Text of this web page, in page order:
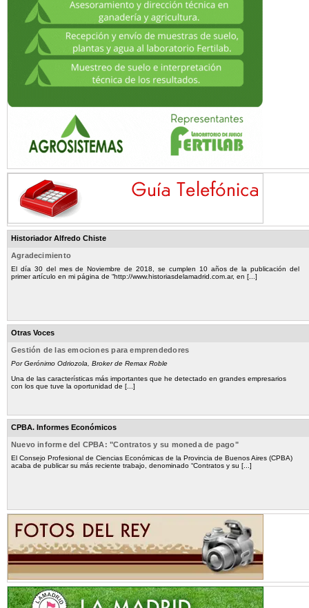
Historiador Alfredo Chiste
Agradecimiento
El día 30 del mes de Noviembre de 2018, se cumplen 10 años de la publicación del
primer artículo en mi página de “http://www.historiasdelamadrid.com.ar, en [...]
Otras Voces
Gestión de las emociones para emprendedores
Por Gerónimo Odriozola, Broker de Remax Roble
Una de las características más importantes que he detectado en grandes empresarios
con los que tuve la oportunidad de [...]
CPBA. Informes Económicos
Nuevo informe del CPBA: "Contratos y su moneda de pago"
El Consejo Profesional de Ciencias Económicas de la Provincia de Buenos Aires (CPBA)
acaba de publicar su más reciente trabajo, denominado “Contratos y su [...]